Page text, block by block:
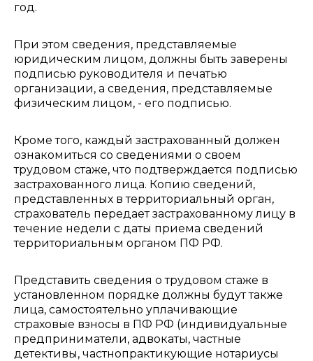
год.
При этом сведения, представляемые
юридическим лицом, должны быть заверены
подписью руководителя и печатью
организации, а сведения, представляемые
физическим лицом, - его подписью.
Кроме того, каждый застрахованный должен
ознакомиться со сведениями о своем
трудовом стаже, что подтверждается подписью
застрахованного лица. Копию сведений,
представленных в территориальный орган,
страхователь передает застрахованному лицу в
течение недели с даты приема сведений
территориальным органом ПФ РФ.
Представить сведения о трудовом стаже в
установленном порядке должны будут также
лица, самостоятельно уплачивающие
страховые взносы в ПФ РФ (индивидуальные
предприниматели, адвокаты, частные
детективы, частнопрактикующие нотариусы